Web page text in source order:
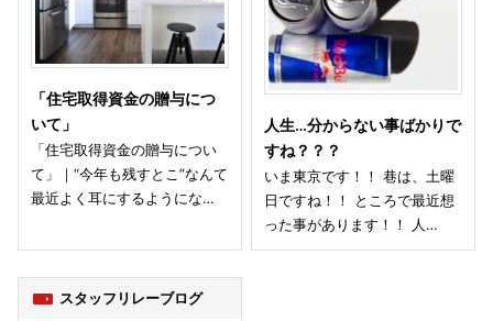
「住宅取得資金の贈与につ
いて」
「住宅取得資金の贈与につい
て」｜“今年も残すとこ”なんて
最近よく耳にするようにな…
人生…分からない事ばかりで
すね？？？
いま東京です！！ 巷は、土曜
日ですね！！ ところで最近想
った事があります！！ 人…
スタッフリレーブログ